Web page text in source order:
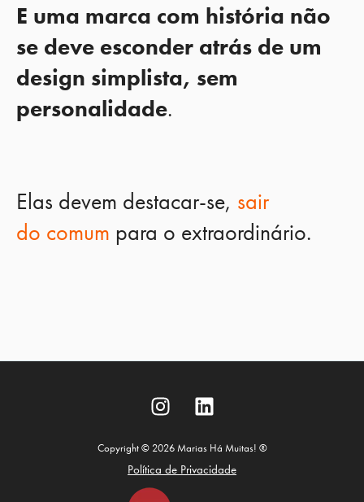
E uma marca com história não
se deve esconder atrás de um
design simplista, sem
personalidade.
Elas devem destacar-se, sair
do comum para o extraordinário.
Copyright © 2026 Marias Há Muitas! ®
Política de Privacidade